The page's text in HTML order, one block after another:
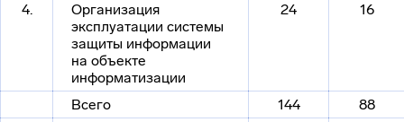
4.
Организация
эксплуатации системы
защиты информации
на объекте
информатизации
24 16
Всего 144
88